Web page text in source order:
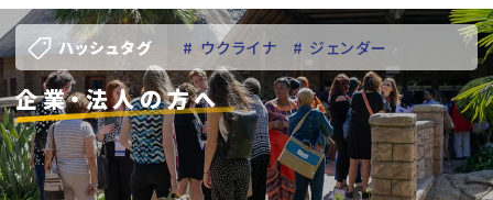
ハッシュタグ # ウクライナ # ジェンダー
# バーチャル訪問 # パレスチナ
# 人権 # 国際協力
# 地域YWCA # 平和
企業・法人の方へ